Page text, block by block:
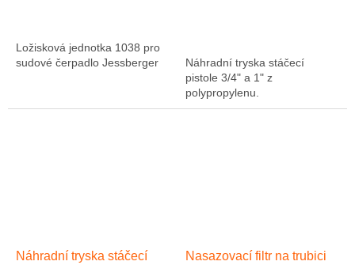
Ložisková jednotka 1038 pro
sudové čerpadlo Jessberger
Náhradní tryska stáčecí
pistole 3/4" a 1" z
polypropylenu.
Náhradní tryska stáčecí
Nasazovací filtr na trubici